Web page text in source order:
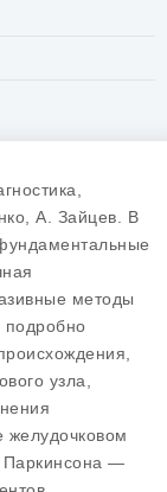
А. Зайцев. В
методы
подробно
узла,
желудочковом
—